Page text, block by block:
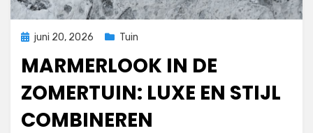
Geplaatst
juni 20, 2026 Tuin
MARMERLOOK IN DE
ZOMERTUIN: LUXE EN STIJL
COMBINEREN